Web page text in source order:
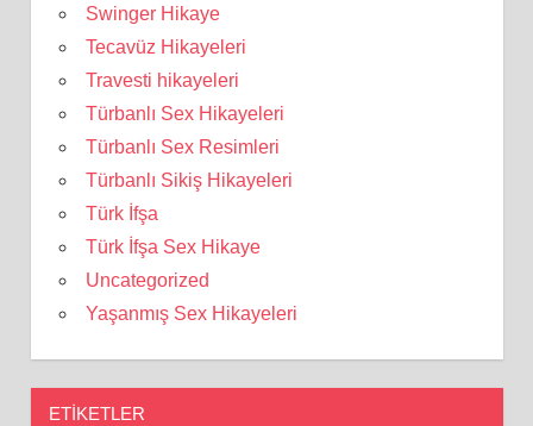
Swinger Hikaye
Tecavüz Hikayeleri
Travesti hikayeleri
Türbanlı Sex Hikayeleri
Türbanlı Sex Resimleri
Türbanlı Sikiş Hikayeleri
Türk İfşa
Türk İfşa Sex Hikaye
Uncategorized
Yaşanmış Sex Hikayeleri
ETIKETLER